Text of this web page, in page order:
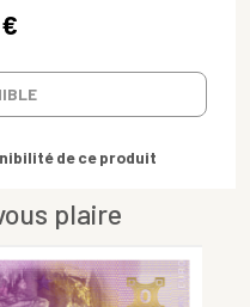
de ce produit
plaire